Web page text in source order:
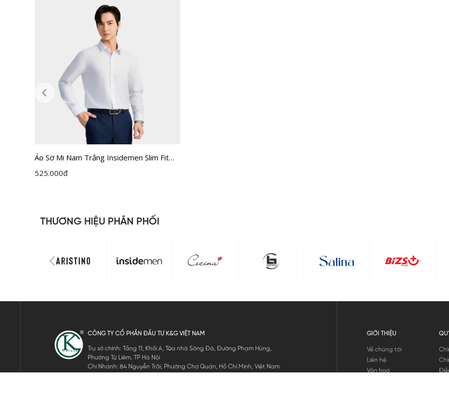
Áo Sơ Mi Nam Trắng Insidemen Slim Fit
ILS158F0H0
525.000đ
THƯƠNG HIỆU PHÂN PHỐI
CÔNG TY CỔ PHẦN ĐẦU TƯ K&G VIỆT NAM
Trụ sở chính: Tầng 11, Khối A, Tòa nhà Sông Đà, Đường Phạm Hùng,
Phường Từ Liêm, TP Hà Nội
Chi Nhánh: 84 Nguyễn Trãi, Phường Chợ Quán, Hồ Chí Minh, Việt Nam
GIỚI THIỆU
Về chúng tôi
Liên hệ
Văn hoá